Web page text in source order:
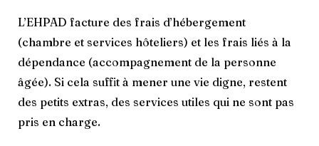
L’EHPAD facture des frais d’hébergement
(chambre et services hôteliers) et les frais liés à la
dépendance (accompagnement de la personne
âgée). Si cela suffit à mener une vie digne, restent
des petits extras, des services utiles qui ne sont pas
pris en charge.